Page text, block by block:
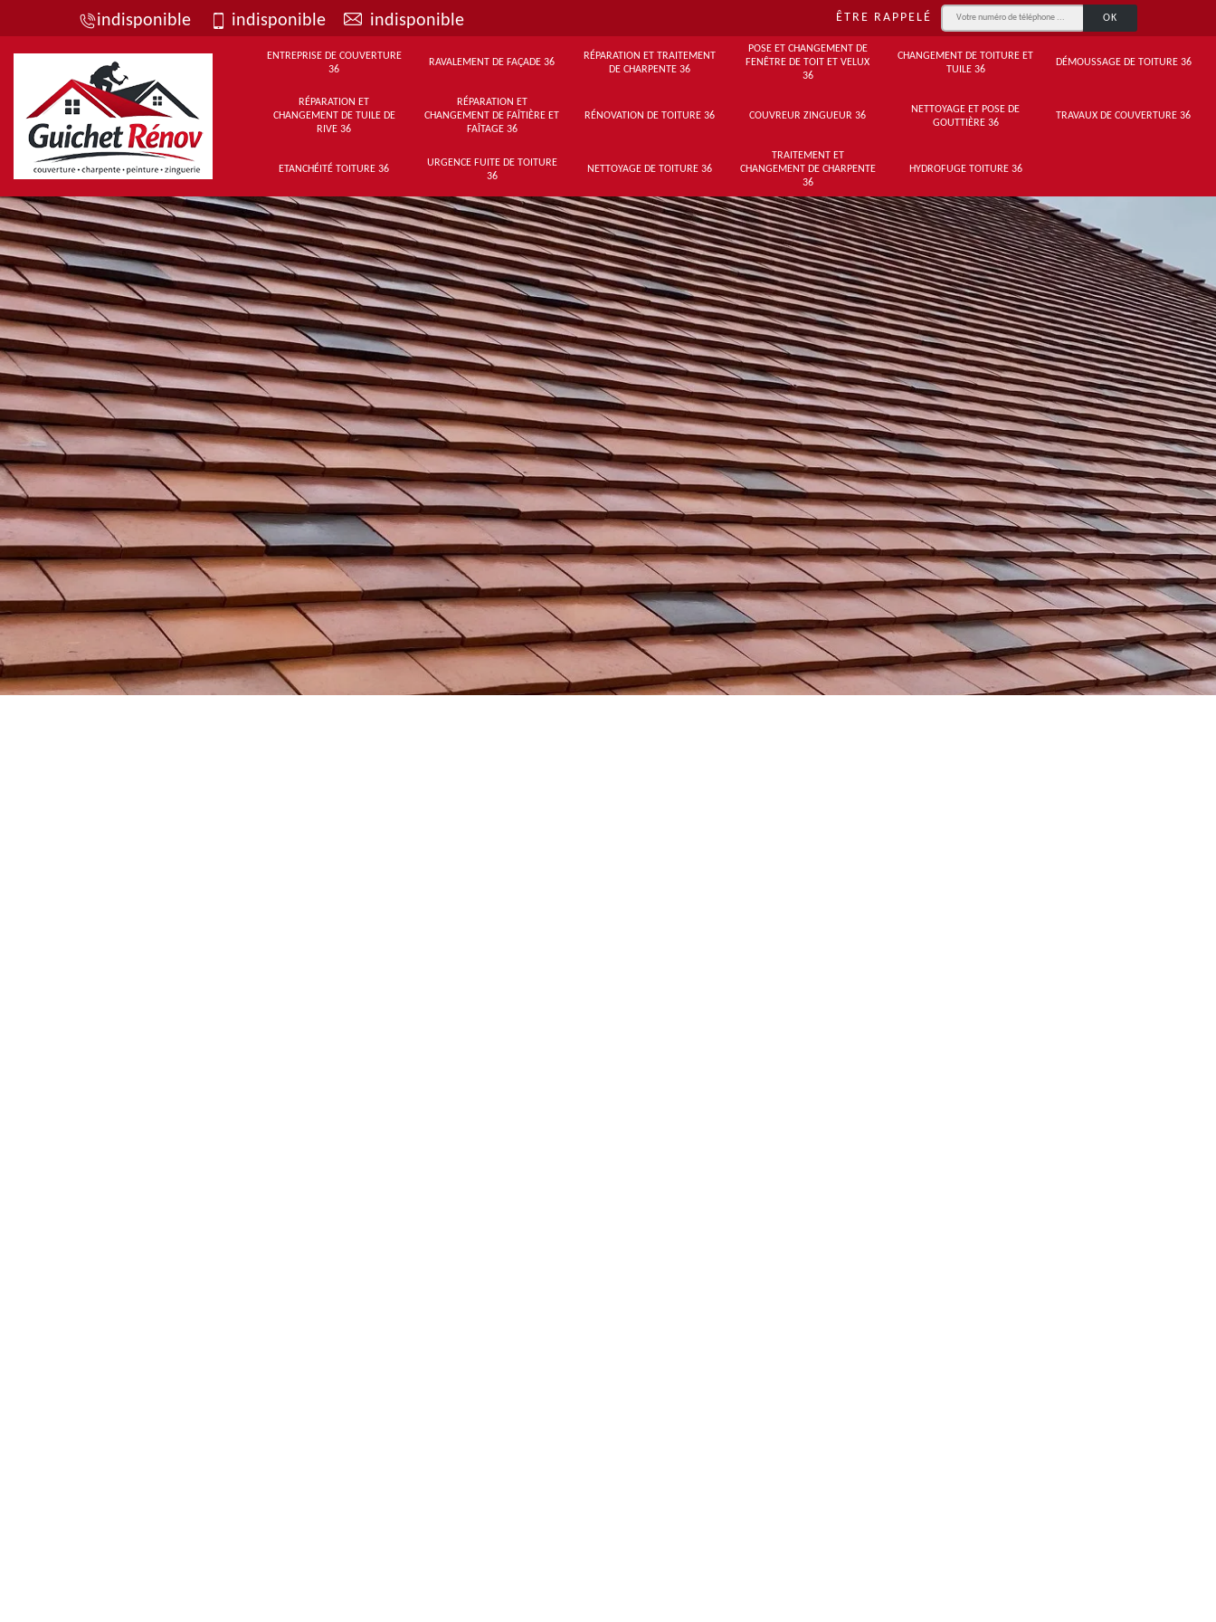
indisponible indisponible indisponible ÊTRE RAPPELÉ
ENTREPRISE DE COUVERTURE
36
RAVALEMENT DE FAÇADE 36
RÉPARATION ET TRAITEMENT
DE CHARPENTE 36
POSE ET CHANGEMENT DE
FENÊTRE DE TOIT ET VELUX
36
CHANGEMENT DE TOITURE ET
TUILE 36
DÉMOUSSAGE DE TOITURE 36
RÉPARATION ET
CHANGEMENT DE TUILE DE
RIVE 36
RÉPARATION ET
CHANGEMENT DE FAÎTIÈRE ET
FAÎTAGE 36
RÉNOVATION DE TOITURE 36 COUVREUR ZINGUEUR 36
NETTOYAGE ET POSE DE
GOUTTIÈRE 36
TRAVAUX DE COUVERTURE 36
ETANCHÉITÉ TOITURE 36
URGENCE FUITE DE TOITURE
36
NETTOYAGE DE TOITURE 36
TRAITEMENT ET
CHANGEMENT DE CHARPENTE
36
HYDROFUGE TOITURE 36